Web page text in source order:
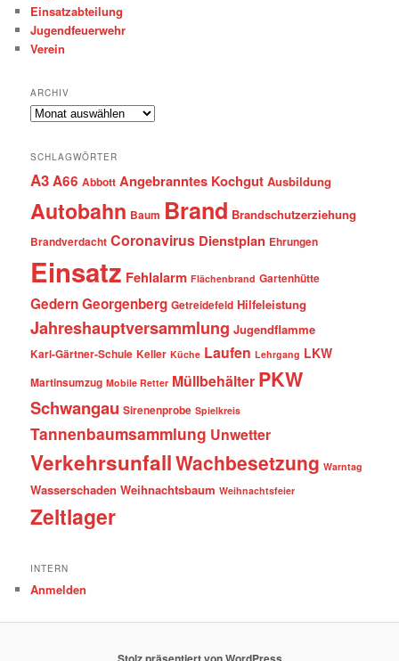
Einsatzabteilung
Jugendfeuerwehr
Verein
ARCHIV
Archiv
SCHLAGWÖRTER
A3A66 Abbott Angebranntes Kochgut Ausbildung
Autobahn Baum Brand Brandschutzerziehung
Brandverdacht Coronavirus Dienstplan Ehrungen
Einsatz Fehlalarm Flächenbrand Gartenhütte
GedernGeorgenberg Getreidefeld Hilfeleistung
Jahreshauptversammlung Jugendflamme
Karl-Gärtner-Schule Keller Küche Laufen Lehrgang LKW
Martinsumzug Mobile Retter Müllbehälter PKW
Schwangau Sirenenprobe Spielkreis
Tannenbaumsammlung Unwetter
VerkehrsunfallWachbesetzung Warntag
Wasserschaden Weihnachtsbaum Weihnachtsfeier
Zeltlager
INTERN
Anmelden